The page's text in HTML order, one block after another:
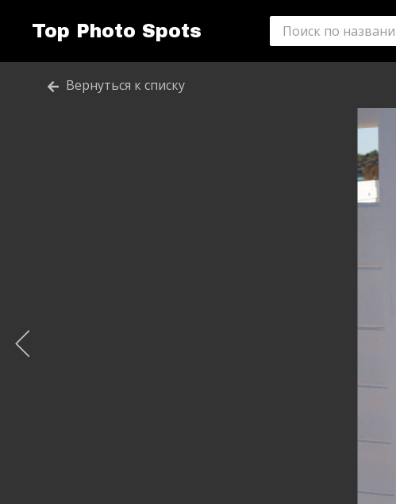
Top Photo Spots
Вернуться к списку